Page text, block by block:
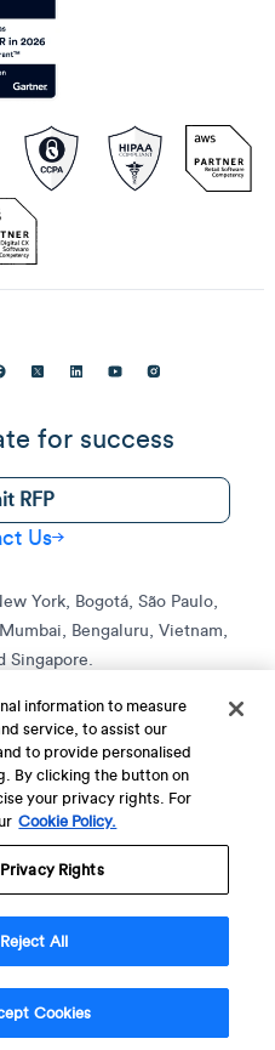
for success
RFP
Us
York, Bogotá, São Paulo,
Bengaluru, Vietnam,
Singapore.
for C4S
Privacy Policy
Policy
Fraud Notice
CleverTap Is Brought To You By
Inc.
| DBA Name - CleverTap
information to measure
service, to assist our
to provide personalised
By clicking the button on
your privacy rights. For
Cookie Policy.
Rights
Reject All
Cookies